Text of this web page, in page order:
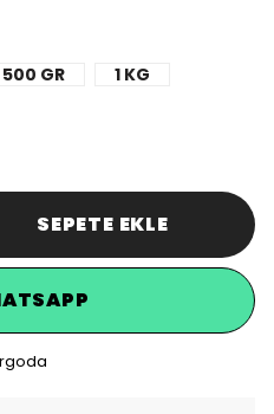
500 GR 1 KG
SEPETE EKLE